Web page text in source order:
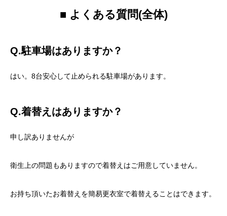
■ よくある質問(全体)
Q.駐車場はありますか？
はい。8台安心して止められる駐車場があります。
Q.着替えはありますか？
申し訳ありませんが
衛生上の問題もありますので着替えはご用意していません。
お持ち頂いたお着替えを簡易更衣室で着替えることはできます。